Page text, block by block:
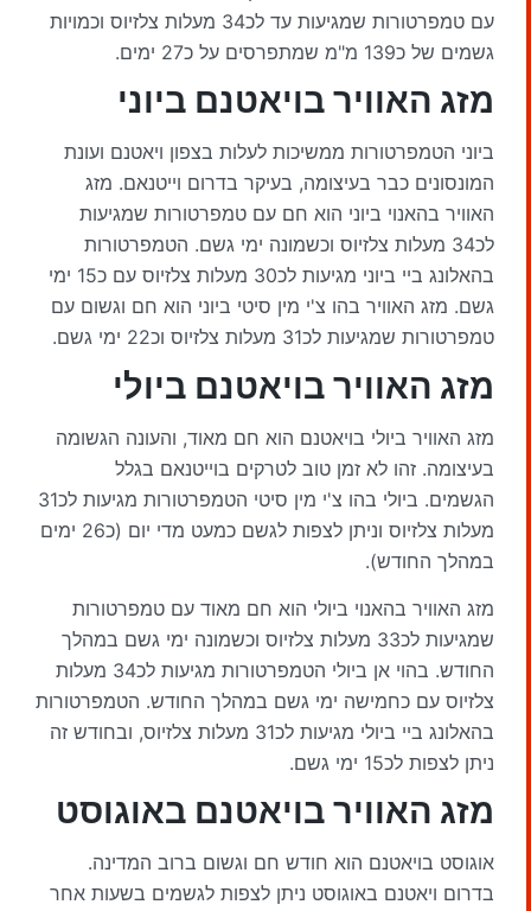
עם טמפרטורות שמגיעות עד לכ34 מעלות צלזיוס וכמויות
גשמים של כ139 מ"מ שמתפרסים על כ27 ימים.
מזג האוויר בויאטנם ביוני
ביוני הטמפרטורות ממשיכות לעלות בצפון ויאטנם ועונת
המונסונים כבר בעיצומה, בעיקר בדרום וייטנאם. מזג
האוויר בהאנוי ביוני הוא חם עם טמפרטורות שמגיעות
לכ34 מעלות צלזיוס וכשמונה ימי גשם. הטמפרטורות
בהאלונג ביי ביוני מגיעות לכ30 מעלות צלזיוס עם כ15 ימי
גשם. מזג האוויר בהו צ'י מין סיטי ביוני הוא חם וגשום עם
טמפרטורות שמגיעות לכ31 מעלות צלזיוס וכ22 ימי גשם.
מזג האוויר בויאטנם ביולי
מזג האוויר ביולי בויאטנם הוא חם מאוד, והעונה הגשומה
בעיצומה. זהו לא זמן טוב לטרקים בוייטנאם בגלל
הגשמים. ביולי בהו צ'י מין סיטי הטמפרטורות מגיעות לכ31
מעלות צלזיוס וניתן לצפות לגשם כמעט מדי יום (כ26 ימים
במהלך החודש).
מזג האוויר בהאנוי ביולי הוא חם מאוד עם טמפרטורות
שמגיעות לכ33 מעלות צלזיוס וכשמונה ימי גשם במהלך
החודש. בהוי אן ביולי הטמפרטורות מגיעות לכ34 מעלות
צלזיוס עם כחמישה ימי גשם במהלך החודש. הטמפרטורות
בהאלונג ביי ביולי מגיעות לכ31 מעלות צלזיוס, ובחודש זה
ניתן לצפות לכ15 ימי גשם.
מזג האוויר בויאטנם באוגוסט
אוגוסט בויאטנם הוא חודש חם וגשום ברוב המדינה.
בדרום ויאטנם באוגוסט ניתן לצפות לגשמים בשעות אחר